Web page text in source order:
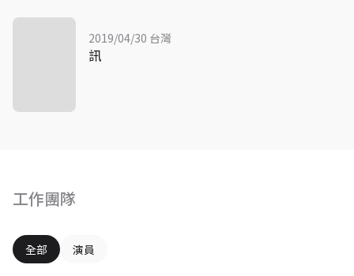
工作團隊
全部 演員
2019/04/30 台灣
訊